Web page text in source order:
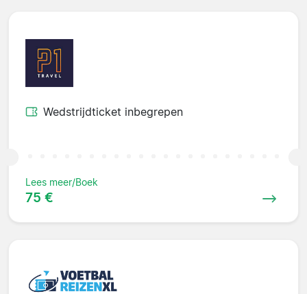
Wedstrijdticket inbegrepen
Lees meer/Boek
75 €